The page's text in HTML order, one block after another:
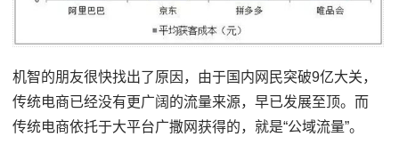
机智的朋友很快找出了原因，由于国内网民突破9亿大关，
传统电商已经没有更广阔的流量来源，早已发展至顶。而
传统电商依托于大平台广撒网获得的，就是“公域流量”。